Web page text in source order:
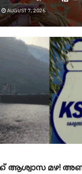
AUGUST 7, 2026
ആശ്വാസ മഴ!